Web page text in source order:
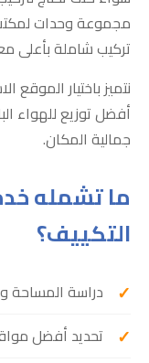
مجموعة وحدات
تركيب شاملة بأعلى
نتميز باختيار
أفضل توزيع للهواء
جمالية المكان.
ما تشمله
التكييف؟
دراسة المساحة
تحديد أفضل